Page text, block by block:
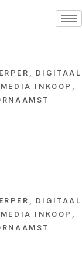
DIGITAAL
MEDIA INKOOP
DIGITAAL
MEDIA INKOOP